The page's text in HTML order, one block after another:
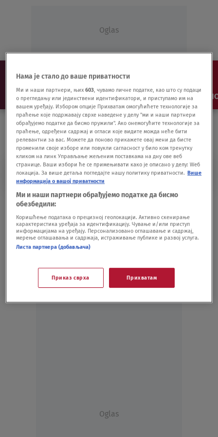
Oglas
NAJNOVIJE VESTI SHOW SPORT VIDEO
ČARLI PASAREL
Indijan do Serbian Velsa
TENIS22.03.20.
Oglas
Нама је стало до ваше приватности
Ми и наши партнери, њих603, чувамо личне податке, као што су подаци
о прегледању или јединствени идентификатори, и приступамо им на
вашем уређају. Избором опције Прихватам омогућићете технологије за
праћење које подржавају сврхе наведене у делу "ми и наши партнери
обрађујемо податке да бисмо пружили". Ако онемогућите технологије за
праћење, одређени садржај и огласи које видите можда неће бити
релевантни за вас. Можете да поново прикажете овај мени да бисте
променили своје изборе или повукли сагласност у било ком тренутку
кликом на линк Управљање жељеним поставкама на дну ове веб
странице. Ваши избори ће се примењивати како је описано у делу: Wеб
локација. За више детаља погледајте нашу политику приватности. Више
информација о вашој приватности
Ми и наши партнери обрађујемо податке да бисмо
обезбедили:
Коришћење података о прецизној геолокацији. Активно скенирање
карактеристика уређаја за идентификацију. Чување и/или приступ
информацијама на уређају. Персонализовано оглашавање и садржај,
мерење оглашавања и садржаја, истраживање публике и развој услуга.
Листа партнера (добављача)
Приказ сврха Прихватам